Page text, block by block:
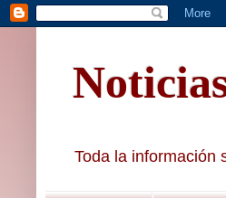
Toda la información